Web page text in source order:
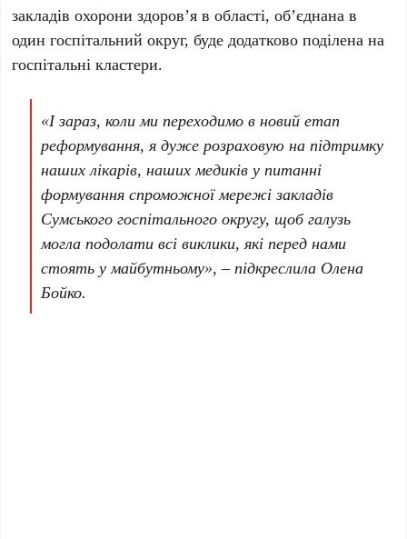
закладів охорони здоров’я в області, об’єднана в
один госпітальний округ, буде додатково поділена на
госпітальні кластери.
«І зараз, коли ми переходимо в новий етап
реформування, я дуже розраховую на підтримку
наших лікарів, наших медиків у питанні
формування спроможної мережі закладів
Сумського госпітального округу, щоб галузь
могла подолати всі виклики, які перед нами
стоять у майбутньому», – підкреслила Олена
Бойко.